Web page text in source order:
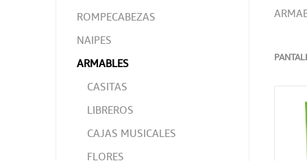
ROMPECABEZAS
NAIPES
ARMABLES
CASITAS
LIBREROS
CAJAS MUSICALES
FLORES